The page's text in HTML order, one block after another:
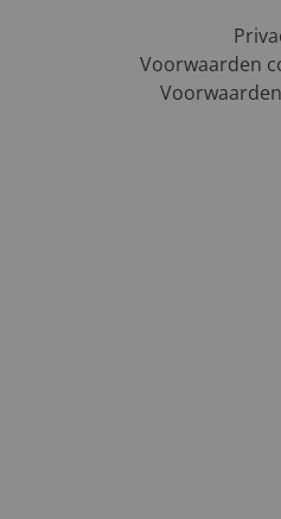
Voorwaarden